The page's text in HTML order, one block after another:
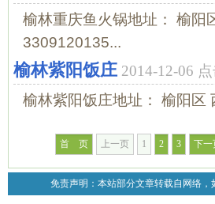
榆林重庆鱼火锅地址： 榆阳
3309120135...
榆林紫阳饭庄 2014-12-06
榆林紫阳饭庄地址： 榆阳区
首 页 上一页 1 2 3 下一
免责声明：本站部分文章转载自网络